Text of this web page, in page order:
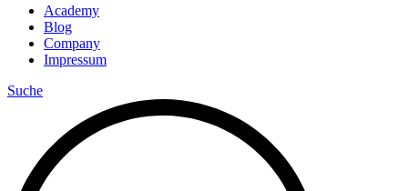
Academy
Blog
Company
Impressum
Suche